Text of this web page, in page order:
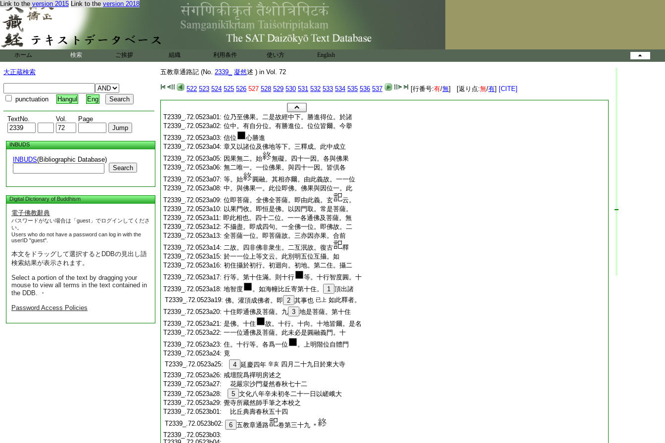
Link to the version 2015 Link to the version 2018
ホーム 検索 ご挨拶 組織 利用条件 使い方 English
大正蔵検索
punctuation Hangul Eng
TextNo. Vol. Page
INBUDS
INBUDS(Bibliographic Database)
Search
Digital Dictionary of Buddhism
電子佛教辭典
パスワードがない場合は「guest」でログインしてくださ
い。
Users who do not have a password can log in with the
userID "guest".
本文をドラッグして選択するとDDBの見出し語
検索結果が表示されます。
Select a portion of the text by dragging your
mouse to view all terms in the text contained in
the DDB. ・
Password Access Policies
五教章通路記 (No. 2339_ 凝然述 ) in Vol. 72
522 523 524 525 526 527 528 529 530 531 532 533 534 535 536 537 [行番号:有/無] [返り点:無/有] [CITE]
T2339_.72.0523a01: 位乃至佛果。二是故經中下。勝進得位。於諸
T2339_.72.0523a02: 位中。有自分位。有勝進位。位位皆爾。今擧
T2339_.72.0523a03: 信位
心勝進
T2339_.72.0523a04: 章又以諸位及佛地等下。三釋成。此中成立
T2339_.72.0523a05: 因果無二。始
無礙。四十一因。各與佛果
T2339_.72.0523a06: 無二唯一。一位佛果。與四十一因。皆倶各
T2339_.72.0523a07: 等。始
圓融。其相亦爾。由此義故。一一位
T2339_.72.0523a08: 中。與佛果一。此位即佛。佛果與因位一。此
T2339_.72.0523a09: 位即菩薩。全佛全菩薩。即由此義。玄
云。
T2339_.72.0523a10: 以果門收。即恒是佛。以因門取。常是菩薩。
T2339_.72.0523a11: 即此相也。四十二位。一一各通佛及菩薩。無
T2339_.72.0523a12: 不攝盡。即成四句。一全佛一位。即佛故。二
T2339_.72.0523a13: 全菩薩一位。即菩薩故。三亦因亦果。合前
T2339_.72.0523a14: 二故。四非佛非衆生。二互泯故。復古
釋
T2339_.72.0523a15: 於一一位上等文云。此別明五位互攝。如
T2339_.72.0523a16: 初住攝於初行。初迴向。初地。第二住。攝二
T2339_.72.0523a17: 行等。第十住滿。則十行
等。十行智度圓。十
T2339_.72.0523a18: 地智度 。如海幢比丘寄第十住。 1 頂出諸
T2339_.72.0523a19: 佛。灌頂成佛者。即 2 其事也 已上 如此釋者。
T2339_.72.0523a20: 十住即通佛及菩薩。九 3 地是菩薩。第十住
T2339_.72.0523a21: 是佛。十住
故。十行。十向。十地皆爾。是名
T2339_.72.0523a22: 一一位通佛及菩薩。此未必是圓融義門。十
T2339_.72.0523a23: 住。十行等。各爲一位
。上明階位自體門
T2339_.72.0523a24: 竟
T2339_.72.0523a25:
4 延慶四年 辛亥 四月二十九日於東大寺
T2339_.72.0523a26: 戒壇院爲禪明房述之
T2339_.72.0523a27:
花嚴宗沙門凝然春秋七十二
T2339_.72.0523a28:
5 文化八年辛未初冬二十一日以嵯峨大
T2339_.72.0523a29: 覺寺所藏然師手筆之本校之
T2339_.72.0523b01:
比丘典壽春秋五十四
T2339_.72.0523b02:
6 五教章通路 卷第三十九 ＊
T2339_.72.0523b03: